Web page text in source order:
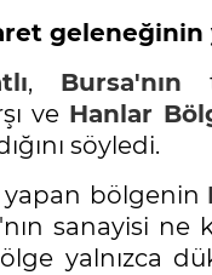
geleneğinin
, Bursa'nın
ve Hanlar
söyledi.
yapan bölgenin
sanayisi
yalnızca